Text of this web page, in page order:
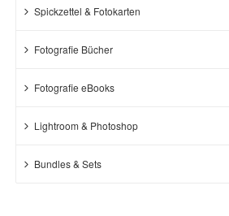
Spickzettel & Fotokarten
Fotografie Bücher
Fotografie eBooks
Lightroom & Photoshop
Bundles & Sets